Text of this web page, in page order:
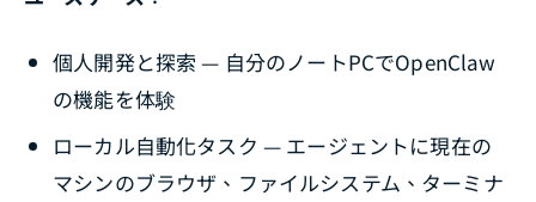
個人開発と探索 — 自分のノートPCでOpenClaw
の機能を体験
ローカル自動化タスク — エージェントに現在の
マシンのブラウザ、ファイルシステム、ターミナ